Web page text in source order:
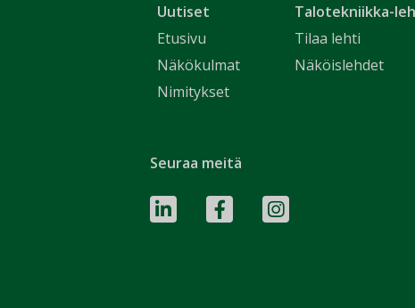
Uutiset
Etusivu
Näkökulmat
Nimitykset
Talotekniikka-
Tilaa lehti
Näköislehdet
Seuraa meitä